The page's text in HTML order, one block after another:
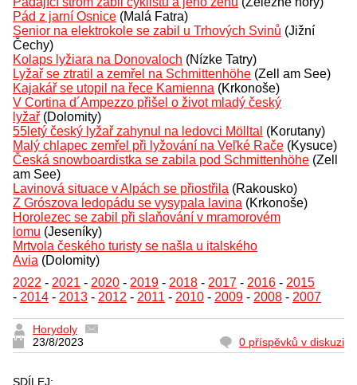
Pád z jarní Osnice (Malá Fatra)
Senior na elektrokole se zabil u Trhových Svinů (Jižní
Čechy)
Kolaps lyžiara na Donovaloch (Nízke Tatry)
Lyžař se ztratil a zemřel na Schmittenhöhe (Zell am See)
Kajakář se utopil na řece Kamienna (Krkonoše)
V Cortina d´Ampezzo přišel o život mladý český
lyžař (Dolomity)
55letý český lyžař zahynul na ledovci Mölltal (Korutany)
Malý chlapec zemřel při lyžování na Veľké Rače (Kysuce)
Česká snowboardistka se zabila pod Schmittenhöhe (Zell
am See)
Lavinová situace v Alpách se přiostřila (Rakousko)
Z Grószova ledopádu se vysypala lavina (Krkonoše)
Horolezec se zabil při slaňování v mramorovém
lomu (Jeseníky)
Mrtvola českého turisty se našla u italského
Avia (Dolomity)
2022 - 2021 - 2020 - 2019 - 2018 - 2017 - 2016 - 2015
- 2014 - 2013 - 2012 - 2011 - 2010 - 2009 - 2008 - 2007
Horydoly
23/8/2023
0 příspěvků v diskuzi
SDÍLEJ: